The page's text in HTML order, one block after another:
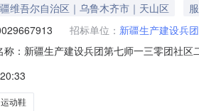
维吾尔自治区｜乌鲁木齐市｜天山区
招标单位： 新疆生产建设兵团
称：新疆生产建设兵团第七师一三零团社
万家演出服健身服装舞蹈服万家演出服
运动鞋